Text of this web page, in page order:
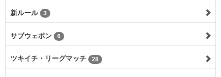
新ルール 3
サブウェポン 6
ツキイチ・リーグマッチ 28